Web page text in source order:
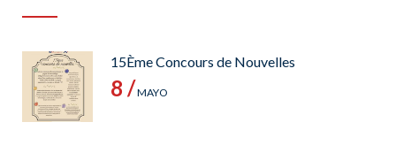
15Ème Concours de Nouvelles
8 /MAYO